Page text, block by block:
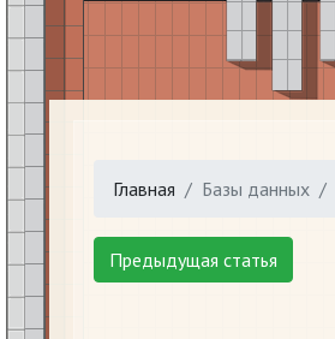
Главная Базы данных
Предыдущая статья